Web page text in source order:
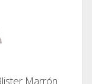
Marrón